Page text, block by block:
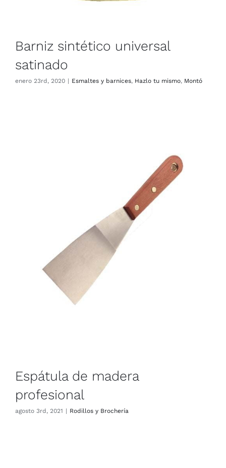
Barniz sintético universal
satinado
enero 23rd, 2020 | Esmaltes y barnices, Hazlo tu mismo, Montó
Espátula de madera
profesional
agosto 3rd, 2021 | Rodillos y Brochería